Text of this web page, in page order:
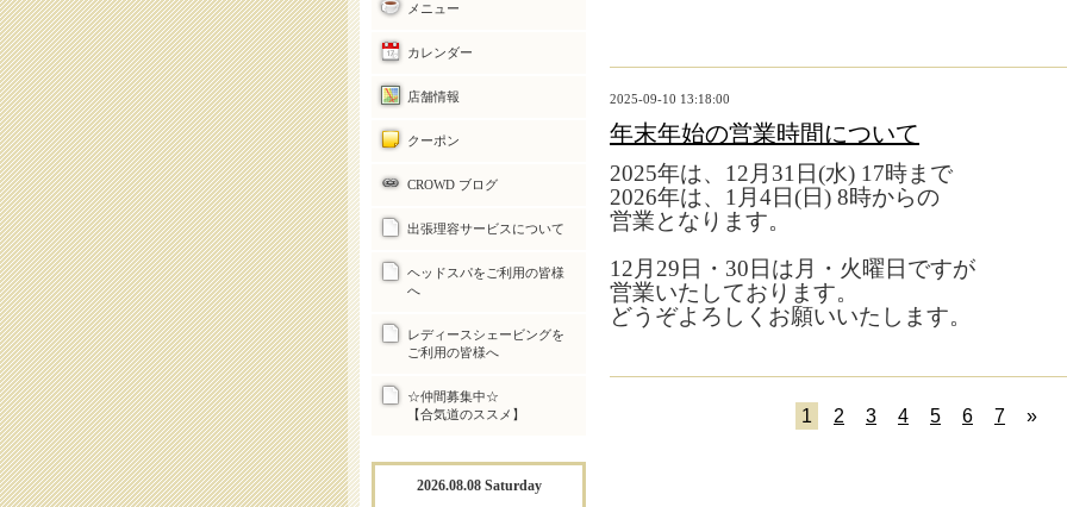
2025-09-10 13:18:00
年末年始の営業時間について
2025年は、12月31日(水) 17時まで
2026年は、1月4日(日) 8時からの
営業となります。
12月29日・30日は月・火曜日ですが
営業いたしております。
どうぞよろしくお願いいたします。
1 2 3 4 5 6 7 »
メニュー
カレンダー
店舗情報
クーポン
CROWD ブログ
出張理容サービスについて
ヘッドスパをご利用の皆様
へ
レディースシェービングを
ご利用の皆様へ
☆仲間募集中☆
【合気道のススメ】
2026.08.08 Saturday